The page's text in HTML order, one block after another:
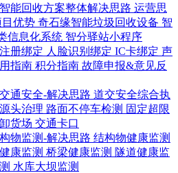
能回收方案整体解决思路 运营思
目优势 奇石缘智能垃圾回收设备 智
信息化系统 智分驿站小程序
册绑定 人脸识别绑定 IC卡绑定 声
指南 积分指南 故障申报&意见反
通安全-解决思路 道交安全综合执
头治理 路面不停车检测 固定超限
货场 交通卡口
物监测-解决思路 结构物健康监测
康监测 桥梁健康监测 隧道健康监
水库大坝监测